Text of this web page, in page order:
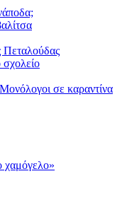
σε καραντίνα
χαμόγελο»